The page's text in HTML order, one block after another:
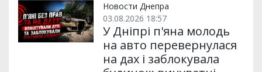
Новости Днепра
03.08.2026 18:57
У Дніпрі п'яна молодь
на авто перевернулася
на дах і заблокувала